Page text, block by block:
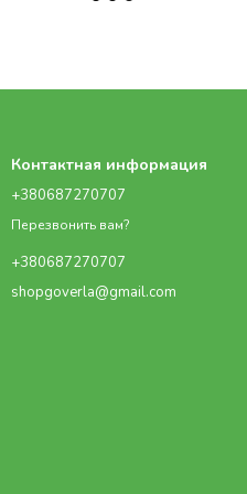
Контактная информация
+380687270707
Перезвонить вам?
+380687270707
shopgoverla@gmail.com